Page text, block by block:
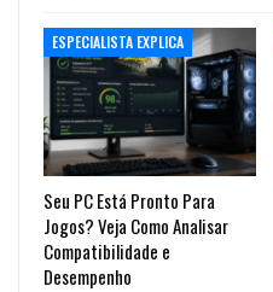
ESPECIALISTA EXPLICA
Seu PC Está Pronto Para
Jogos? Veja Como Analisar
Compatibilidade e
Desempenho